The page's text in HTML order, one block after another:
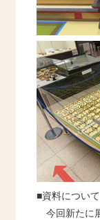
■資料について
今回新たに